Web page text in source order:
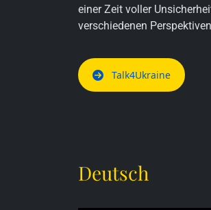
einer Zeit voller
verschiedenen
Talk4Ukraine
Deutsch